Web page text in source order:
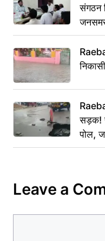
संगठन
सड़क!
पोल,
Leave a